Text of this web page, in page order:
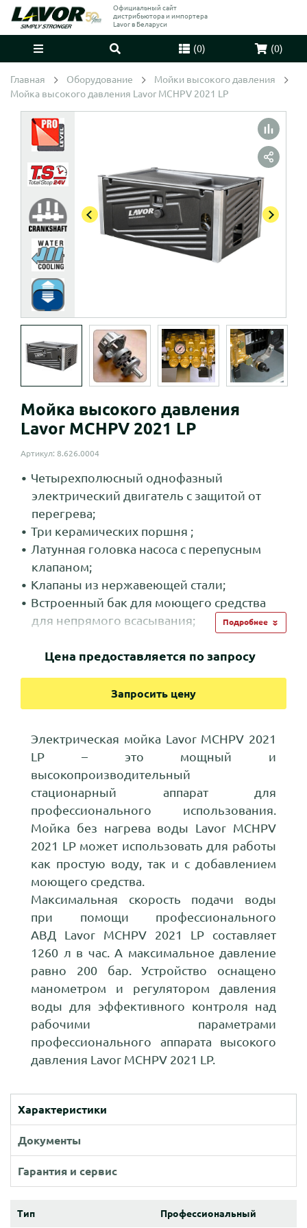
Официальный сайт
дистрибьютора и импортера
Lavor в Беларуси
(0) (0)
Главная Оборудование
Мойки высокого давления
Мойка высокого давления Lavor MCHPV 2021 LP
Мойка высокого давления
Lavor MCHPV 2021 LP
Артикул: 8.626.0004
Четырехполюсный однофазный
электрический двигатель с защитой от
перегрева;
Три керамических поршня ;
Латунная головка насоса с перепусным
клапаном;
Клапаны из нержавеющей стали;
Встроенный бак для моющего средства
для непрямого всасывания;
мгновенной остановки Total Stop 24;
соединение муфты насоса;
Регулятор давления и расхода воды,
Аккумулятор давления;
Пластикоый корпус мойки;
Возможность настенной установки при
покупке настенного крепления
дополнительно.
Подробнее
Цена предоставляется по запросу
Запросить цену
Электрическая мойка Lavor MCHPV 2021
LP – это мощный и
высокопроизводительный
стационарный аппарат для
профессионального использования.
Мойка без нагрева воды Lavor MCHPV
2021 LP может использовать для работы
как простую воду, так и с добавлением
моющего средства.
Максимальная скорость подачи воды
при помощи профессионального
АВД Lavor MCHPV 2021 LP составляет
1260 л в час. А максимальное давление
равно 200 бар. Устройство оснащено
манометром и регулятором давления
воды для эффективного контроля над
рабочими параметрами
профессионального аппарата высокого
давления Lavor MCHPV 2021 LP.
Характеристики
Документы
Гарантия и сервис
Тип Профессиональный